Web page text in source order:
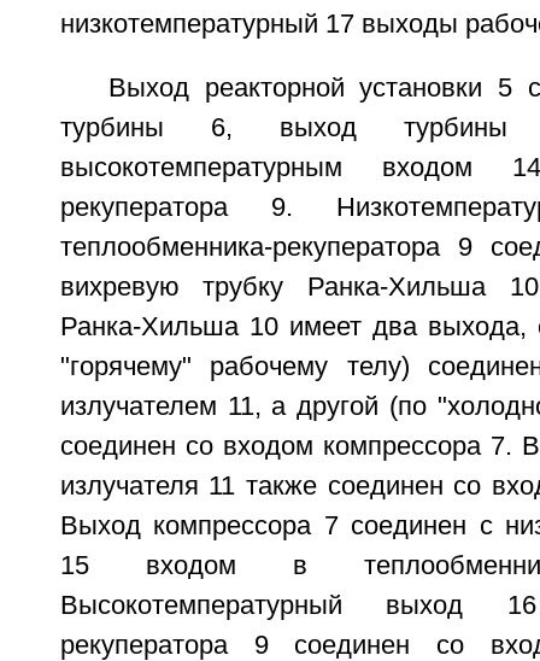
низкотемпературный 17 выходы
Выход реакторной установки 5
турбины 6, выход
высокотемпературным входом
рекуператора 9.
теплообменника-рекуператора 9
вихревую трубку Ранка-Хильша
Ранка-Хильша 10 имеет два выхода,
"горячему" рабочему телу)
излучателем 11, а другой (по
соединен со входом компрессора 7.
излучателя 11 также соединен со
Выход компрессора 7 соединен с
15 входом в
Высокотемпературный выход
рекуператора 9 соединен со